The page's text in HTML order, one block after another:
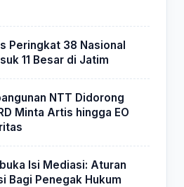
Peringkat 38 Nasional
11 Besar di Jatim
NTT Didorong
Minta Artis hingga EO
Isi Mediasi: Aturan
Bagi Penegak Hukum